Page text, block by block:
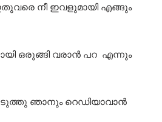
നീ ഇവളുമായി എങ്ങും
ഒരുങ്ങി വരാൻ പറ എന്നും
ഞാനും റെഡിയാവാൻ